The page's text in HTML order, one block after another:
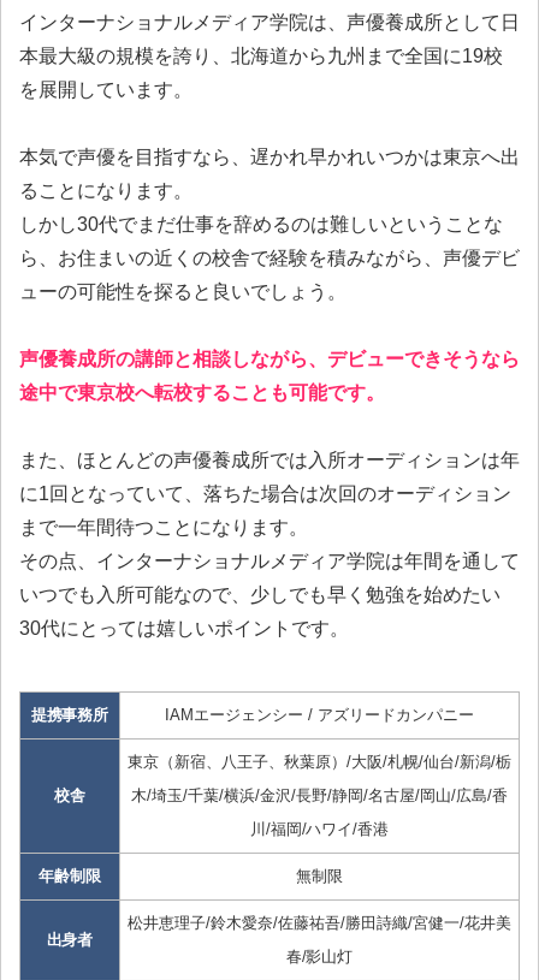
インターナショナルメディア学院は、声優養成所として日
本最大級の規模を誇り、北海道から九州まで全国に19校
を展開しています。
本気で声優を目指すなら、遅かれ早かれいつかは東京へ出
ることになります。
しかし30代でまだ仕事を辞めるのは難しいということな
ら、お住まいの近くの校舎で経験を積みながら、声優デビ
ューの可能性を探ると良いでしょう。
声優養成所の講師と相談しながら、デビューできそうなら
途中で東京校へ転校することも可能です。
また、ほとんどの声優養成所では入所オーディションは年
に1回となっていて、落ちた場合は次回のオーディション
まで一年間待つことになります。
その点、インターナショナルメディア学院は年間を通して
いつでも入所可能なので、少しでも早く勉強を始めたい
30代にとっては嬉しいポイントです。
提携事務所 IAMエージェンシー / アズリードカンパニー
校舎
東京（新宿、八王子、秋葉原）/大阪/札幌/仙台/新潟/栃
木/埼玉/千葉/横浜/金沢/長野/静岡/名古屋/岡山/広島/香
川/福岡/ハワイ/香港
年齢制限 無制限
出身者
松井恵理子/鈴木愛奈/佐藤祐吾/勝田詩織/宮健一/花井美
春/影山灯